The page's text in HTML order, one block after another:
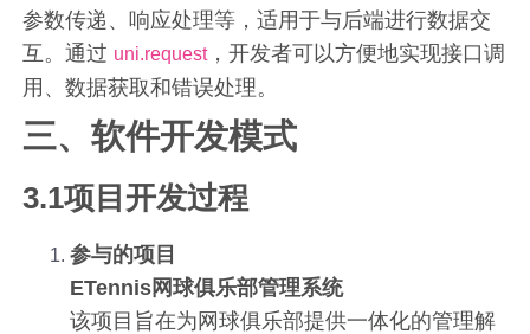
参数传递、响应处理等，适用于与后端进行数据交
互。通过 uni.request，开发者可以方便地实现接口调
用、数据获取和错误处理。
三、软件开发模式
3.1项目开发过程
参与的项目
ETennis网球俱乐部管理系统
该项目旨在为网球俱乐部提供一体化的管理解